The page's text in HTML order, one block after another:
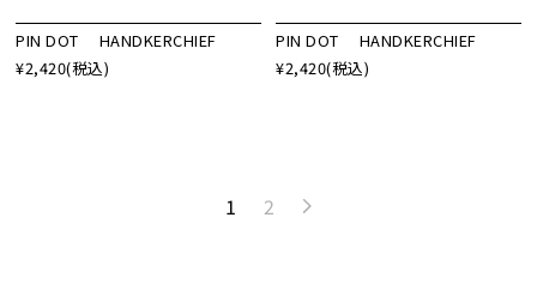
PIN DOT HANDKERCHIEF
¥2,420(税込)
PIN DOT HANDKERCHIEF
¥2,420(税込)
1 2